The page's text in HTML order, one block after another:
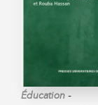
Éducation -